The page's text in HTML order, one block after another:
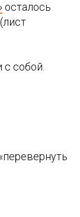
осталось
собой.